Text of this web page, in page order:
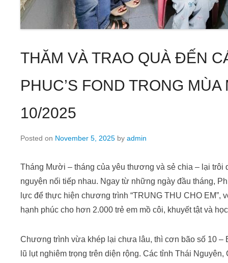
THĂM VÀ TRAO QUÀ ĐẾN
PHUC’S FOND TRONG
10/2025
Posted on November 5, 2025 by admin
Tháng Mười – tháng của yêu thương và sẻ chia – lại
nguyện nối tiếp nhau. Ngay từ những ngày đầu tháng,
lực để thực hiện chương trình “TRUNG THU CHO
hạnh phúc cho hơn 2.000 trẻ em mồ côi, khuyết tật và
Chương trình vừa khép lại chưa lâu, thì cơn bão số 10 –
lũ lụt nghiêm trọng trên diện rộng. Các tỉnh Thái